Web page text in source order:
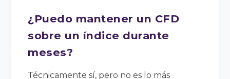
¿Puedo mantener un CFD
sobre un índice durante
meses?
Técnicamente sí, pero no es lo más